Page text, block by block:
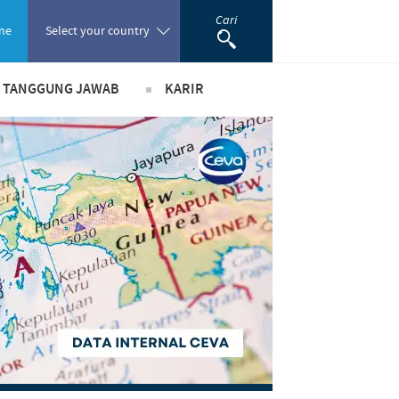
Select your country
Portugal
Romania
Russia
South Africa
Spain
Cari
JAWAB
peranan
bisnis dan ilmiah
pendukung
KARIR
Pekerjaan utama kami
Lowongan Pekerjaan
Proses perekrutan kami
Pengembangan Diri